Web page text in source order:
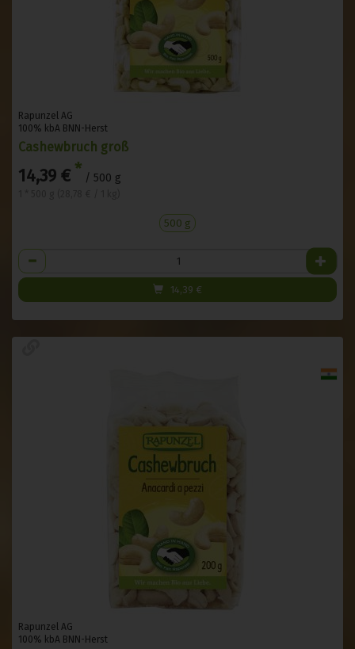
Rapunzel AG
100% kbA BNN-Herst
Cashewbruch groß
14,39 € * / 500 g
500 g
Anzahl
14,39 €
Rapunzel AG
100% kbA BNN-Herst